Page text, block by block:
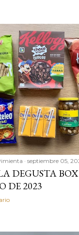
septiembre 05,
DEGUSTA BOX
DE 2023